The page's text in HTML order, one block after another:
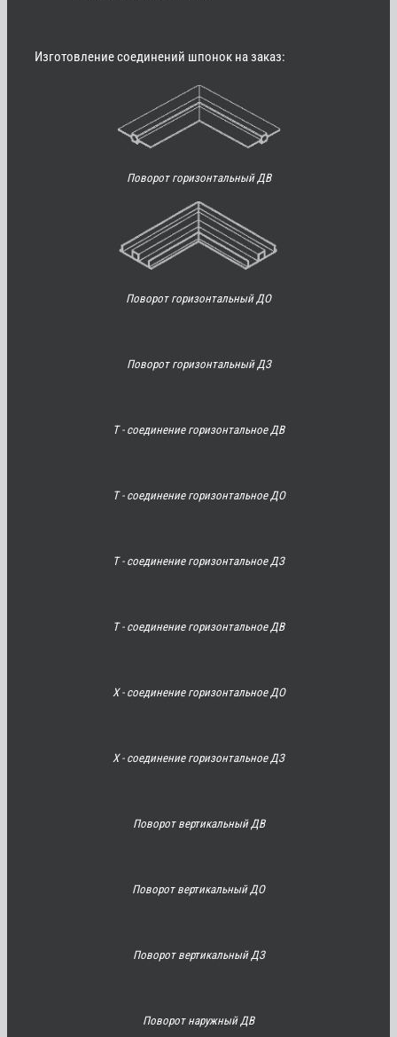
Изготовление соединений шпонок на заказ:
Поворот горизонтальный ДВ
Поворот горизонтальный ДО
Поворот горизонтальный ДЗ
Т - соединение горизонтальное ДВ
Т - соединение горизонтальное ДО
Т - соединение горизонтальное ДЗ
Т - соединение горизонтальное ДВ
Х - соединение горизонтальное ДО
Х - соединение горизонтальное ДЗ
Поворот вертикальный ДВ
Поворот вертикальный ДО
Поворот вертикальный ДЗ
Поворот наружный ДВ